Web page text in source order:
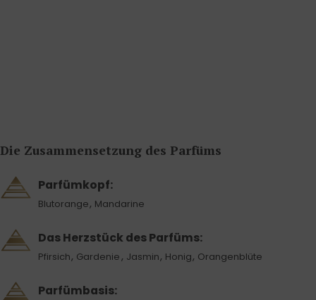
Die Zusammensetzung des Parfüms
Parfümkopf:
Blutorange, Mandarine
Das Herzstück des Parfüms:
Pfirsich, Gardenie , Jasmin, Honig, Orangenblüte
Parfümbasis: